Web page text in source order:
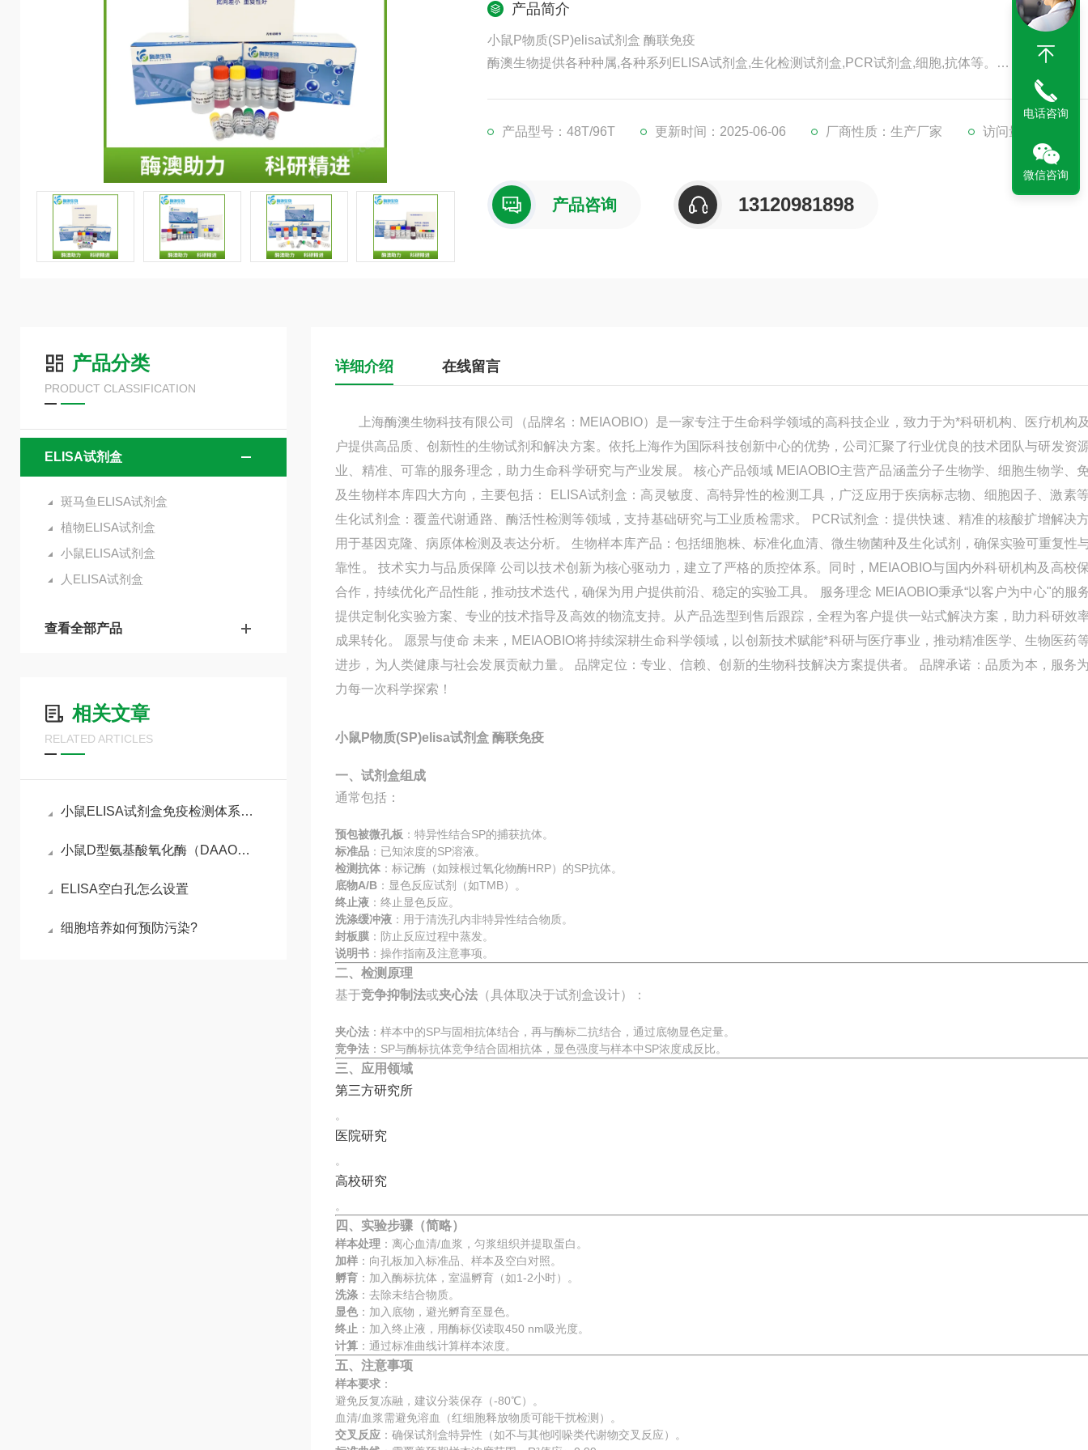
产品简介
小鼠P物质(SP)elisa试剂盒 酶联免疫
酶澳生物提供各种种属,各种系列ELISA试剂盒,生化检测试剂盒,PCR试剂盒,细胞,抗体等。
产品型号：48T/96T
更新时间：2025-06-06 厂商性质：生产厂家 访问量：157
产品咨询 13120981898
产品分类
PRODUCT CLASSIFICATION
ELISA试剂盒
斑马鱼ELISA试剂盒
植物ELISA试剂盒
小鼠ELISA试剂盒
人ELISA试剂盒
查看全部产品
相关文章
RELATED ARTICLES
小鼠ELISA试剂盒免疫检测体系与动物模型实验实操指南
小鼠D型氨基酸氧化酶（DAAO）ELISA试剂盒参考说明书
ELISA空白孔怎么设置
细胞培养如何预防污染?
详细介绍 在线留言
上海酶澳生物科技有限公司（品牌名：MEIAOBIO）是一家专注于生命科学领域的高科技企业，致力于为*科研机构、医疗机构
户提供高品质、创新性的生物试剂和解决方案。依托上海作为国际科技创新中心的优势，公司汇聚了行业优良的技术团队与研发资
业、精准、可靠的服务理念，助力生命科学研究与产业发展。 核心产品领域 MEIAOBIO主营产品涵盖分子生物学、细胞生物学、
及生物样本库四大方向，主要包括： ELISA试剂盒：高灵敏度、高特异性的检测工具，广泛应用于疾病标志物、细胞因子、激素
生化试剂盒：覆盖代谢通路、酶活性检测等领域，支持基础研究与工业质检需求。 PCR试剂盒：提供快速、精准的核酸扩增解决
用于基因克隆、病原体检测及表达分析。 生物样本库产品：包括细胞株、标准化血清、微生物菌种及生化试剂，确保实验可重复性
靠性。 技术实力与品质保障 公司以技术创新为核心驱动力，建立了严格的质控体系。同时，MEIAOBIO与国内外科研机构及高校
合作，持续优化产品性能，推动技术迭代，确保为用户提供前沿、稳定的实验工具。 服务理念 MEIAOBIO秉承“以客户为中心"的服
提供定制化实验方案、专业的技术指导及高效的物流支持。从产品选型到售后跟踪，全程为客户提供一站式解决方案，助力科研效
成果转化。 愿景与使命 未来，MEIAOBIO将持续深耕生命科学领域，以创新技术赋能*科研与医疗事业，推动精准医学、生物医药
进步，为人类健康与社会发展贡献力量。 品牌定位：专业、信赖、创新的生物科技解决方案提供者。 品牌承诺：品质为本，服务
力每一次科学探索！
小鼠P物质(SP)elisa试剂盒 酶联免疫
一、试剂盒组成
通常包括：
预包被微孔板 ：特异性结合SP的捕获抗体。
标准品 ：已知浓度的SP溶液。
检测抗体 ：标记酶（如辣根过氧化物酶HRP）的SP抗体。
底物A/B ：显色反应试剂（如TMB）。
终止液 ：终止显色反应。
洗涤缓冲液 ：用于清洗孔内非特异性结合物质。
封板膜 ：防止反应过程中蒸发。
说明书 ：操作指南及注意事项。
二、检测原理
基于竞争抑制法或夹心法 （具体取决于试剂盒设计）：
夹心法 ：样本中的SP与固相抗体结合，再与酶标二抗结合，通过底物显色定量。
竞争法 ：SP与酶标抗体竞争结合固相抗体，显色强度与样本中SP浓度成反比。
三、应用领域
第三方研究所
。
医院研究
。
高校研究
。
四、实验步骤（简略）
样本处理 ：离心血清/血浆，匀浆组织并提取蛋白。
加样 ：向孔板加入标准品、样本及空白对照。
孵育 ：加入酶标抗体，室温孵育（如1-2小时）。
洗涤 ：去除未结合物质。
显色：加入底物，避光孵育至显色。
终止 ：加入终止液，用酶标仪读取450 nm吸光度。
计算 ：通过标准曲线计算样本浓度。
五、注意事项
样本要求 ：
避免反复冻融，建议分装保存（-80℃）。
血清/血浆需避免溶血（红细胞释放物质可能干扰检测）。
交叉反应 ：确保试剂盒特异性（如不与其他吲哚类代谢物交叉反应）。
电话咨询
微信咨询